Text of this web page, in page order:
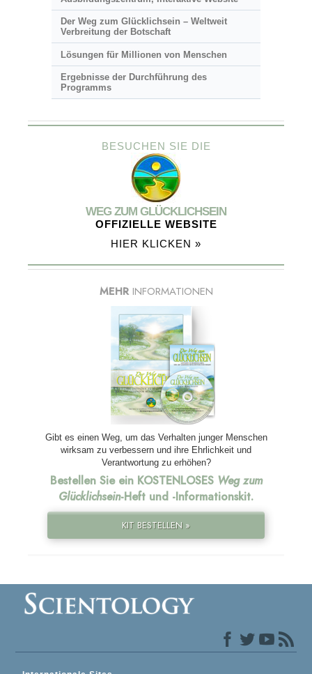
Der Weg zum Glücklichsein – Weltweit
Verbreitung der Botschaft
Lösungen für Millionen von Menschen
Ergebnisse der Durchführung des
Programms
BESUCHEN SIE DIE
WEG ZUM GLÜCKLICHSEIN
OFFIZIELLE WEBSITE
HIER KLICKEN »
MEHR INFORMATIONEN
Gibt es einen Weg, um das Verhalten junger Menschen
wirksam zu verbessern und ihre Ehrlichkeit und
Verantwortung zu erhöhen?
Bestellen Sie ein KOSTENLOSES Weg zum
Glücklichsein-Heft und -Informationskit.
KIT BESTELLEN »